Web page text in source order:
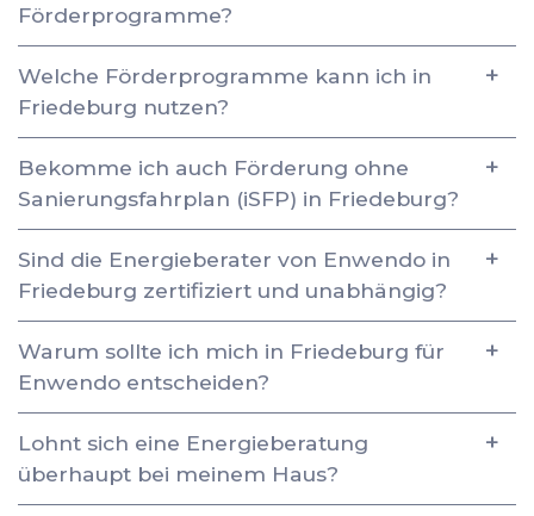
Förderprogramme?
Welche Förderprogramme kann ich in
Friedeburg nutzen?
Bekomme ich auch Förderung ohne
Sanierungsfahrplan (iSFP) in Friedeburg?
Sind die Energieberater von Enwendo in
Friedeburg zertifiziert und unabhängig?
Warum sollte ich mich in Friedeburg für
Enwendo entscheiden?
Lohnt sich eine Energieberatung
überhaupt bei meinem Haus?